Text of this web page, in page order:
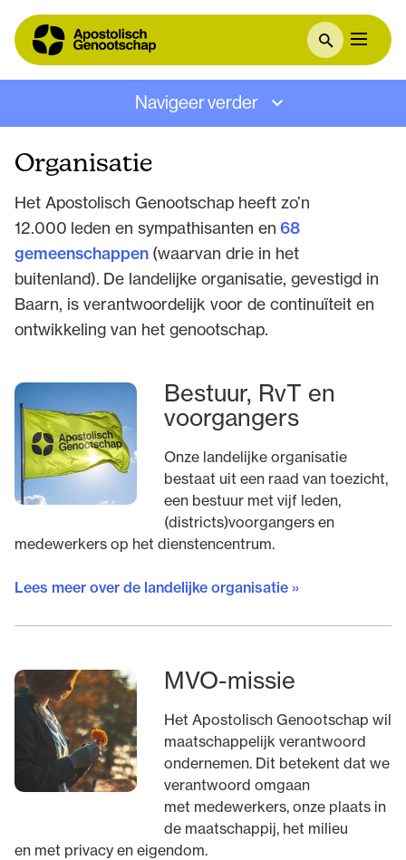
Navigeer verder
Organisatie
Het Apostolisch Genootschap heeft zo’n
12.000 leden en sympathisanten en 68
gemeenschappen (waarvan drie in het
buitenland). De landelijke organisatie, gevestigd in
Baarn, is verantwoordelijk voor de continuïteit en
ontwikkeling van het genootschap.
Bestuur, RvT en
voorgangers
Onze landelijke organisatie
bestaat uit een raad van toezicht,
een bestuur met vijf leden,
(districts)voorgangers en
medewerkers op het dienstencentrum.
Lees meer over de landelijke organisatie »
MVO-missie
Het Apostolisch Genootschap wil
maatschappelijk verantwoord
ondernemen. Dit betekent dat we
verantwoord omgaan
met medewerkers, onze plaats in
de maatschappij, het milieu
en met privacy en eigendom.